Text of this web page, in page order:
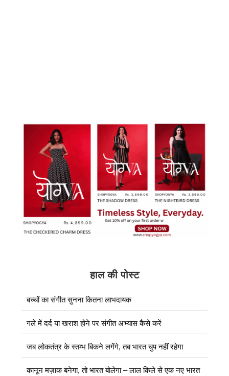
हाल की पोस्ट
बच्चों का संगीत सुनना कितना लाभदायक
गले में दर्द या खराश होने पर संगीत अभ्यास कैसे करें
जब लोकतंत्र के स्तम्भ बिकने लगेंगे, तब भारत चुप नहीं रहेगा
कानून मज़ाक बनेगा, तो भारत बोलेगा – लाल किले से एक नए भारत